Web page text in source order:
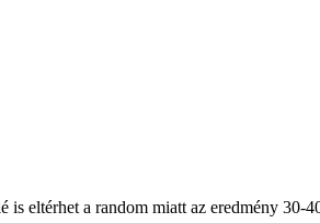
eltérhet a random miatt az eredmény 30-